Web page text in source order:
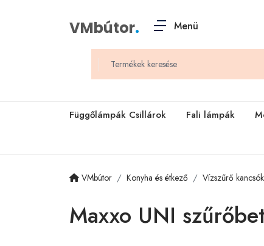
VMbútor. Menü
Függőlámpák Csillárok Fali lámpák
VMbútor Konyha és étkező Vízszűrő
Maxxo UNI